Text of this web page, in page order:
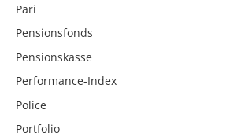
Pari
Pensionsfonds
Pensionskasse
Performance-Index
Police
Portfolio